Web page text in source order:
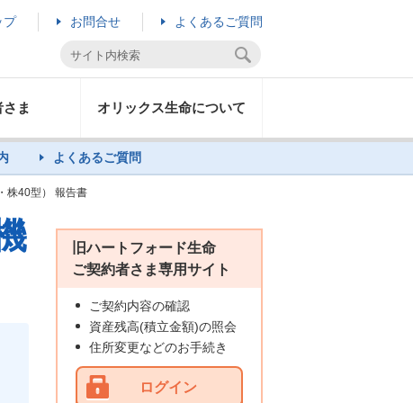
プ お問合せ よくあるご質問
ま オリックス生命について
よくあるご質問
株40型） 報告書
旧ハートフォード生命
ご契約者さま専用サイト
ご契約内容の確認
資産残高(積立金額)の照会
住所変更などのお手続き
ログイン